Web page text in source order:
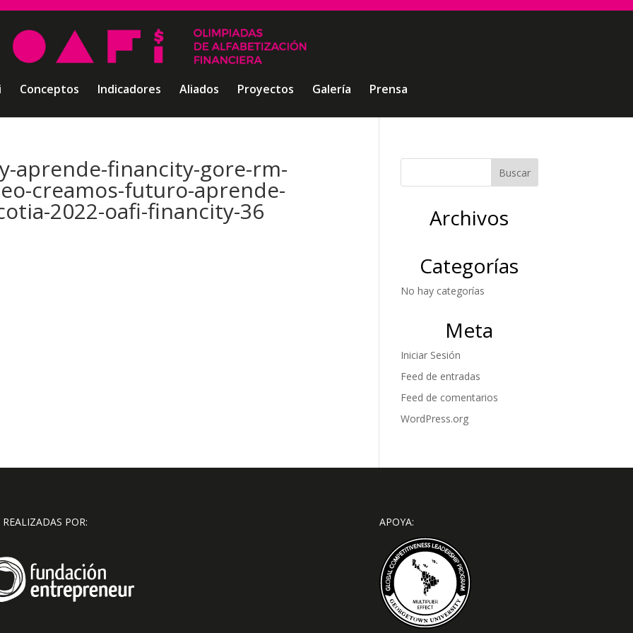
Conceptos Indicadores Aliados Proyectos Galería Prensa
aprende-financity-gore-rm-
creamos-futuro-aprende-
2022-oafi-financity-36
Archivos
Categorías
No hay categorías
Meta
Iniciar Sesión
Feed de entradas
Feed de comentarios
WordPress.org
POR: APOYA: